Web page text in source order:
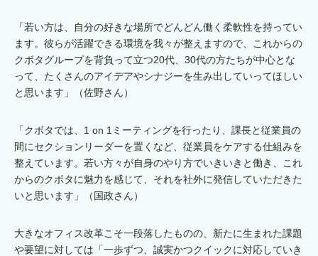
「若い方は、自分の好きな場所でどんどん働く柔軟性を持ってい
ます。彼らが活躍できる環境を我々が整えますので、これからの
クボタグループを背負って立つ20代、30代の方たちが中心とな
って、たくさんのアイデアやシナジーを生み出していってほしい
と思います」（佐野さん）
「クボタでは、1 on 1ミーティングを行ったり、課長と従業員の
間にセクションリーダーを置くなど、従業員をケアする仕組みを
整えています。若い方々が自身のやり方でいきいきと働き、これ
からのクボタに魅力を感じて、それを社外に発信していただきた
いと思います」（国政さん）
大きなオフィス改革こそ一段落したものの、新たに生まれた課題
や要望に対しては「一歩ずつ、誠実かつクイックに対応していき